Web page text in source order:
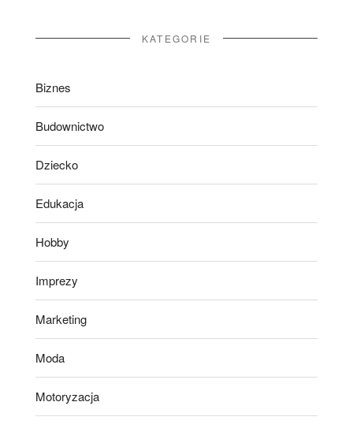
KATEGORIE
Biznes
Budownictwo
Dziecko
Edukacja
Hobby
Imprezy
Marketing
Moda
Motoryzacja